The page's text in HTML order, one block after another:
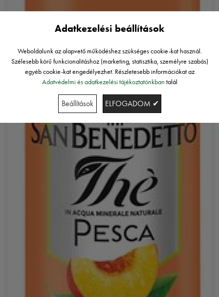
Adatkezelési beállítások
Weboldalunk az alapvető működéshez szükséges cookie-kat használ.
Szélesebb körű funkcionalitáshoz (marketing, statisztika, személyre szabás)
egyéb cookie-kat engedélyezhet. Részletesebb információkat az
Adatvédelmi és adatkezelési tájékoztatónkban talál
Beállítások ELFOGADOM ✔